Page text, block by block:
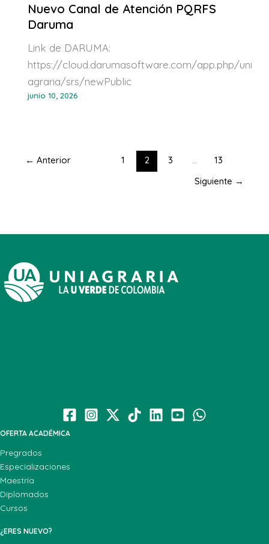
Nuevo Canal de Atención PQRFS
Daruma
Link de DARUMA:
https://cloud.darumasoftware.com/app.php/uni
agraria/srs/newPublic
junio 10, 2026
← Anterior 1 2 3 ...
13
Siguiente →
OFERTA ACADÉMICA
Pregrados
Especializaciones
Maestría
Diplomados
Cursos
¿ERES NUEVO?